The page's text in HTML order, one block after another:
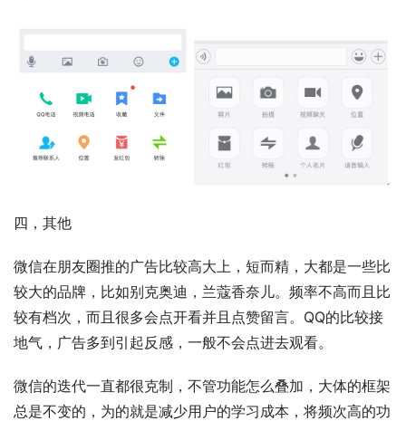
四，其他
微信在朋友圈推的广告比较高大上，短而精，大都是一些比
较大的品牌，比如别克奥迪，兰蔻香奈儿。频率不高而且比
较有档次，而且很多会点开看并且点赞留言。QQ的比较接
地气，广告多到引起反感，一般不会点进去观看。
微信的迭代一直都很克制，不管功能怎么叠加，大体的框架
总是不变的，为的就是减少用户的学习成本，将频次高的功